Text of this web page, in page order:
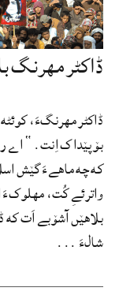
ڈاکٹر مھرنگ
ڈاکٹر مھرنگءَ،
بۆ پێداک اِنت.“ اے
که چه ماھےءَ گێش
واترئےِ کُت،
بلاهێں آشۆبے اَت
شالءَ ...